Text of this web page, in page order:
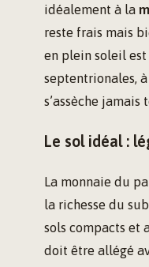
idéalement à la
reste frais mais
en plein soleil est
septentrionales,
s’assèche
Le sol idéal :
La monnaie du
la richesse du
sols compacts et
doit être allégé